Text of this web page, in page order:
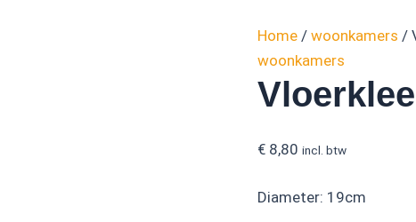
Home / woonkamers /
woonkamers
€ 8,80 incl. btw
Diameter: 19cm